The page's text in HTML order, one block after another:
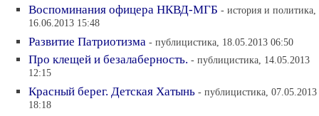
Воспоминания офицера НКВД-МГБ - история и политика,
16.06.2013 15:48
Развитие Патриотизма - публицистика, 18.05.2013 06:50
Про клещей и безалаберность. - публицистика, 14.05.2013
12:15
Красный берег. Детская Хатынь - публицистика, 07.05.2013
18:18